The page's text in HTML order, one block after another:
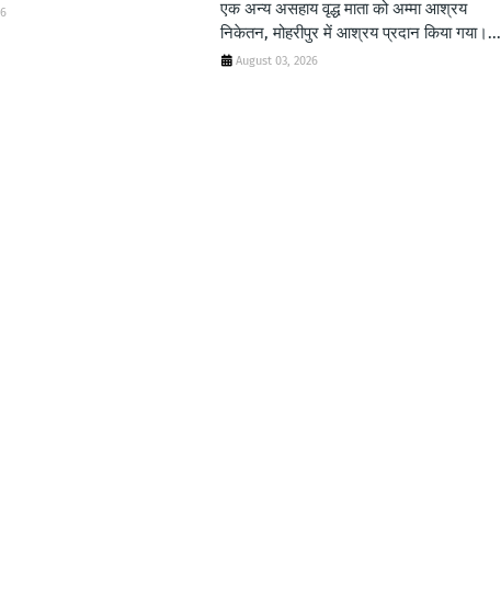
एक अन्य असहाय वृद्ध माता को अम्मा आश्रय
निकेतन, मोहरीपुर में आश्रय प्रदान किया गया।...
August 03, 2026